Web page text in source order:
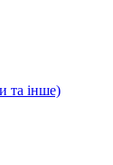
та інше)